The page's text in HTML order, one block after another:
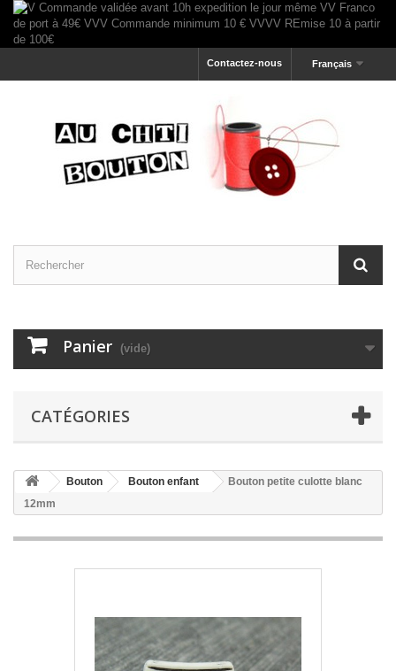
Français
Contactez-nous
Panier (vide)
CATÉGORIES
Bouton Bouton enfant
Bouton petite culotte blanc
12mm